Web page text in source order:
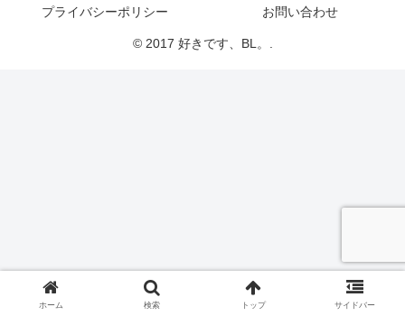
プライバシーポリシー お問い合わせ
© 2017 好きです、BL。.
ホーム 検索 トップ サイドバー